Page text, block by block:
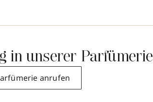
in unserer Parfümerie
anrufen